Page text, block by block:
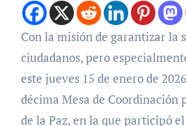
Con la misión de garantizar la seguridad entre los
ciudadanos, pero
este jueves 15 de enero de
décima Mesa de Coordinación
de la Paz, en la que participó